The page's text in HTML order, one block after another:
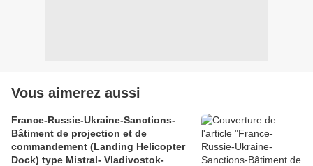
Vous aimerez aussi
France-Russie-Ukraine-Sanctions-
Bâtiment de projection et de
commandement (Landing Helicopter
Dock) type Mistral- Vladivostok-